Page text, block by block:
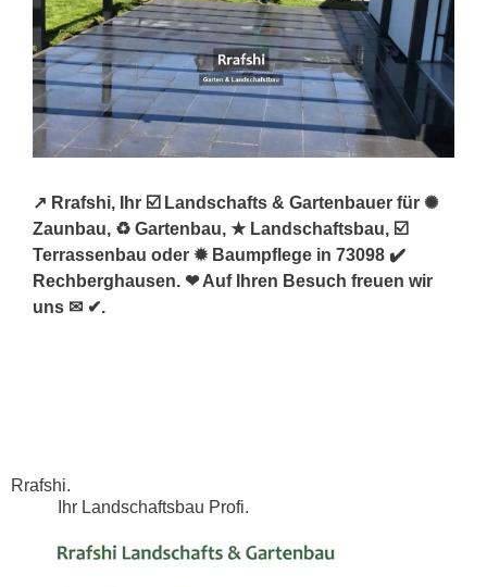
↗️ Rrafshi, Ihr ☑️ Landschafts & Gartenbauer für ✺
Zaunbau, ♻ Gartenbau, ★ Landschaftsbau, ☑️
Terrassenbau oder ✹ Baumpflege in 73098 ✔️
Rechberghausen. ❤ Auf Ihren Besuch freuen wir
uns ✉ ✔.
Rrafshi.
Ihr Landschaftsbau Profi.